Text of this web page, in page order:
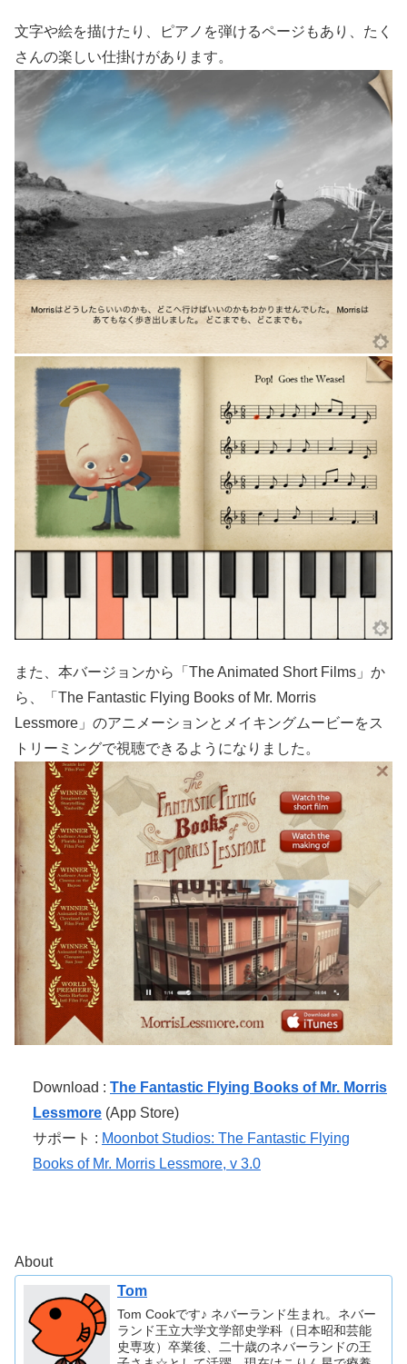
文字や絵を描けたり、ピアノを弾けるページもあり、たく
さんの楽しい仕掛けがあります。
また、本バージョンから「The Animated Short Films」か
ら、「The Fantastic Flying Books of Mr. Morris
Lessmore」のアニメーションとメイキングムービーをス
トリーミングで視聴できるようになりました。
Download : The Fantastic Flying Books of Mr. Morris
Lessmore (App Store)
サポート : Moonbot Studios: The Fantastic Flying
Books of Mr. Morris Lessmore, v 3.0
About
Tom
Tom Cookです♪ ネバーランド生まれ。ネバー
ランド王立大学文学部史学科（日本昭和芸能
史専攻）卒業後、二十歳のネバーランドの王